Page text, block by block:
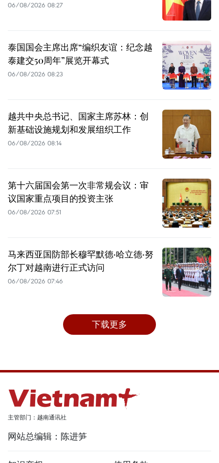
06/08/2026 08:27
泰国国会主席出席“编织友谊：纪念越
泰建交50周年”展览开幕式
06/08/2026 08:23
越共中央总书记、国家主席苏林：创
新基础设施规划和发展组织工作
06/08/2026 08:14
第十六届国会第一次非常规会议：审
议国家重点项目的投资主张
06/08/2026 07:51
马来西亚国防部长穆罕默德·哈立德·努
尔丁对越南进行正式访问
06/08/2026 07:46
下载更多
主管部门：越南通讯社
网站总编辑：陈进笋